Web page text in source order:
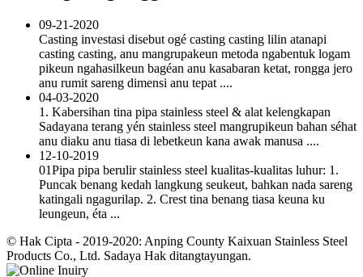
09-21-2020
Casting investasi disebut ogé casting casting lilin atanapi
casting casting, anu mangrupakeun metoda ngabentuk logam
pikeun ngahasilkeun bagéan anu kasabaran ketat, rongga jero
anu rumit sareng dimensi anu tepat ....
04-03-2020
1. Kabersihan tina pipa stainless steel & alat kelengkapan
Sadayana terang yén stainless steel mangrupikeun bahan séhat
anu diaku anu tiasa di lebetkeun kana awak manusa ....
12-10-2019
01Pipa pipa berulir stainless steel kualitas-kualitas luhur: 1.
Puncak benang kedah langkung seukeut, bahkan nada sareng
katingali ngagurilap. 2. Crest tina benang tiasa keuna ku
leungeun, éta ...
© Hak Cipta - 2019-2020: Anping County Kaixuan Stainless Steel
Products Co., Ltd. Sadaya Hak ditangtayungan.